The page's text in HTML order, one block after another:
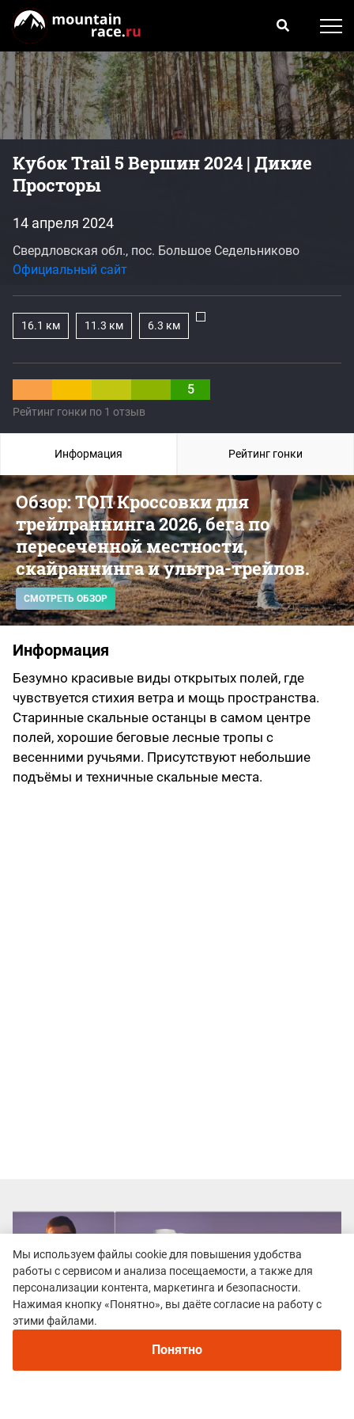
Кубок Trail 5 Вершин 2024 | Дикие
Просторы
5
Рейтинг гонки по 1 отзыв
14 апреля 2024
Свердловская обл., пос. Большое Седельниково
Официальный сайт
16.1 км 11.3 км 6.3 км
Обзор: ТОП Кроссовки для
трейлраннинга 2026, бега по
пересеченной местности,
скайраннинга и ультра-трейлов.
СМОТРЕТЬ ОБЗОР
Информация
Безумно красивые виды открытых полей, где
чувствуется стихия ветра и мощь пространства.
Старинные скальные останцы в самом центре
полей, хорошие беговые лесные тропы с
весенними ручьями. Присутствуют небольшие
подъёмы и техничные скальные места.
Информация Рейтинг гонки
Мы используем файлы cookie для повышения удобства
работы с сервисом и анализа посещаемости, а также для
персонализации контента, маркетинга и безопасности.
Нажимая кнопку «Понятно», вы даёте согласие на работу с
этими файлами.
Понятно